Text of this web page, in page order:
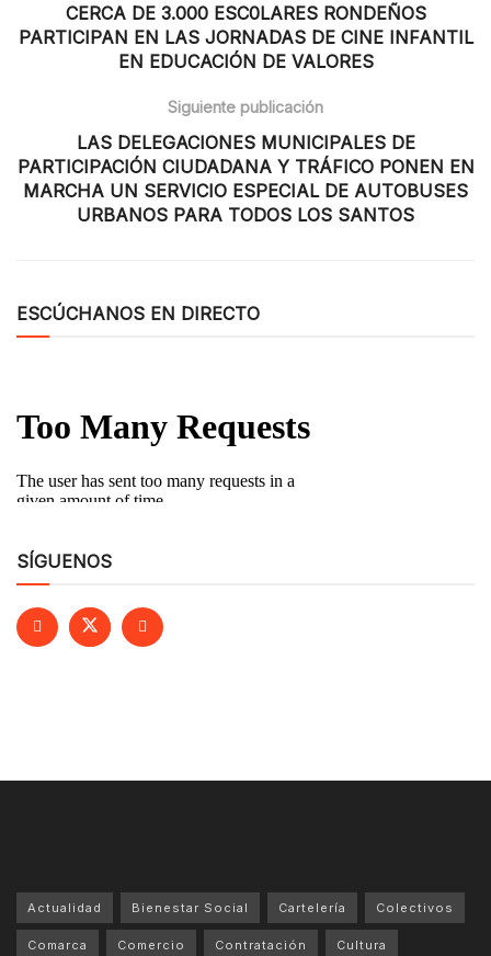
CERCA DE 3.000 ESC0LARES RONDEÑOS
PARTICIPAN EN LAS JORNADAS DE CINE INFANTIL
EN EDUCACIÓN DE VALORES
Siguiente publicación
LAS DELEGACIONES MUNICIPALES DE
PARTICIPACIÓN CIUDADANA Y TRÁFICO PONEN EN
MARCHA UN SERVICIO ESPECIAL DE AUTOBUSES
URBANOS PARA TODOS LOS SANTOS
ESCÚCHANOS EN DIRECTO
SÍGUENOS
Actualidad Bienestar Social Cartelería Colectivos
Comarca Comercio Contratación Cultura